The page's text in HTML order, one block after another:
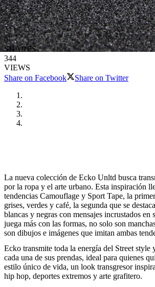
0
SHARES
344
VIEWS
Share on Facebook
Share on Twitter
La nueva colección de Ecko Unltd busca
por la ropa y el arte urbano. Esta inspiración
tendencias Camouflage y Sport Tape, la
grises, verdes y café, la segunda que se
blancas y negras con mensajes incrustados en
juega más con las formas, no solo son
son dibujos e imágenes que imitan ambas
Ecko transmite toda la energía del Street style
cada una de sus prendas, ideal para quienes
estilo único de vida, un look transgresor
hip hop, deportes extremos y arte grafitero.